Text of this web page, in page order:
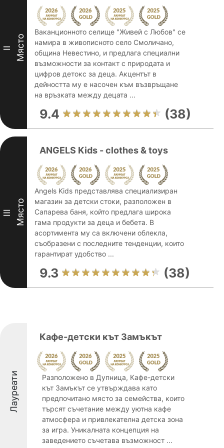
II Място
Ваканционното селище "Живей с Любов" се
намира в живописното село Смоличано,
община Невестино, и предлага специални
възможности за контакт с природата и
цифров детокс за деца. Акцентът в
дейността му е насочен към възвръщане
на връзката между децата ...
9.4 (38)
III Място
ANGELS Kids - clothes & toys
Angels Kids представлява специализиран
магазин за детски стоки, разположен в
Сапарева баня, който предлага широка
гама продукти за деца и бебета. В
асортимента му са включени облекла,
съобразени с последните тенденции, които
гарантират удобство ...
9.3 (38)
Лауреати
Кафе-детски кът Замъкът
Разположено в Дупница, Кафе-детски
кът Замъкът се утвърждава като
предпочитано място за семейства, които
търсят съчетание между уютна кафе
атмосфера и привлекателна детска зона
за игра. Уникалната концепция на
заведението съчетава възможност ...